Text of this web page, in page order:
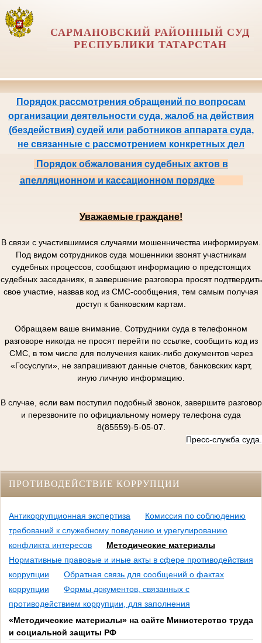
САРМАНОВСКИЙ РАЙОННЫЙ СУД
РЕСПУБЛИКИ ТАТАРСТАН
Порядок рассмотрения обращений по вопросам
организации деятельности суда, жалоб на действия
(бездействия) судей или работников аппарата суда,
не связанные с рассмотрением конкретных дел
Порядок обжалования судебных актов в
апелляционном и кассационном порядке
Уважаемые граждане!
В связи с участившимися случаями мошенничества информируем.
Под видом сотрудников суда мошенники звонят участникам
судебных процессов, сообщают информацию о предстоящих
судебных заседаниях, в завершение разговора просят подтвердить
свое участие, назвав код из СМС-сообщения, тем самым получая
доступ к банковским картам.
Обращаем ваше внимание. Сотрудники суда в телефонном
разговоре никогда не просят перейти по ссылке, сообщить код из
СМС, в том числе для получения каких-либо документов через
«Госуслуги», не запрашивают данные счетов, банковских карт,
иную личную информацию.
В случае, если вам поступил подобный звонок, завершите разговор
и перезвоните по официальному номеру телефона суда
8(85559)-5-05-07.
Пресс-служба суда.
ПРОТИВОДЕЙСТВИЕ КОРРУПЦИИ
Антикоррупционная экспертиза
Комиссия по соблюдению
требований к служебному поведению и урегулированию
конфликта интересов
Методические материалы
Нормативные правовые и иные акты в сфере противодействия
коррупции
Обратная связь для сообщений о фактах
коррупции
Формы документов, связанных с
противодействием коррупции, для заполнения
«Методические материалы» на сайте Министерство труда
и социальной защиты РФ